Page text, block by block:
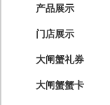
产品展示
门店展示
大闸蟹礼券
大闸蟹蟹卡